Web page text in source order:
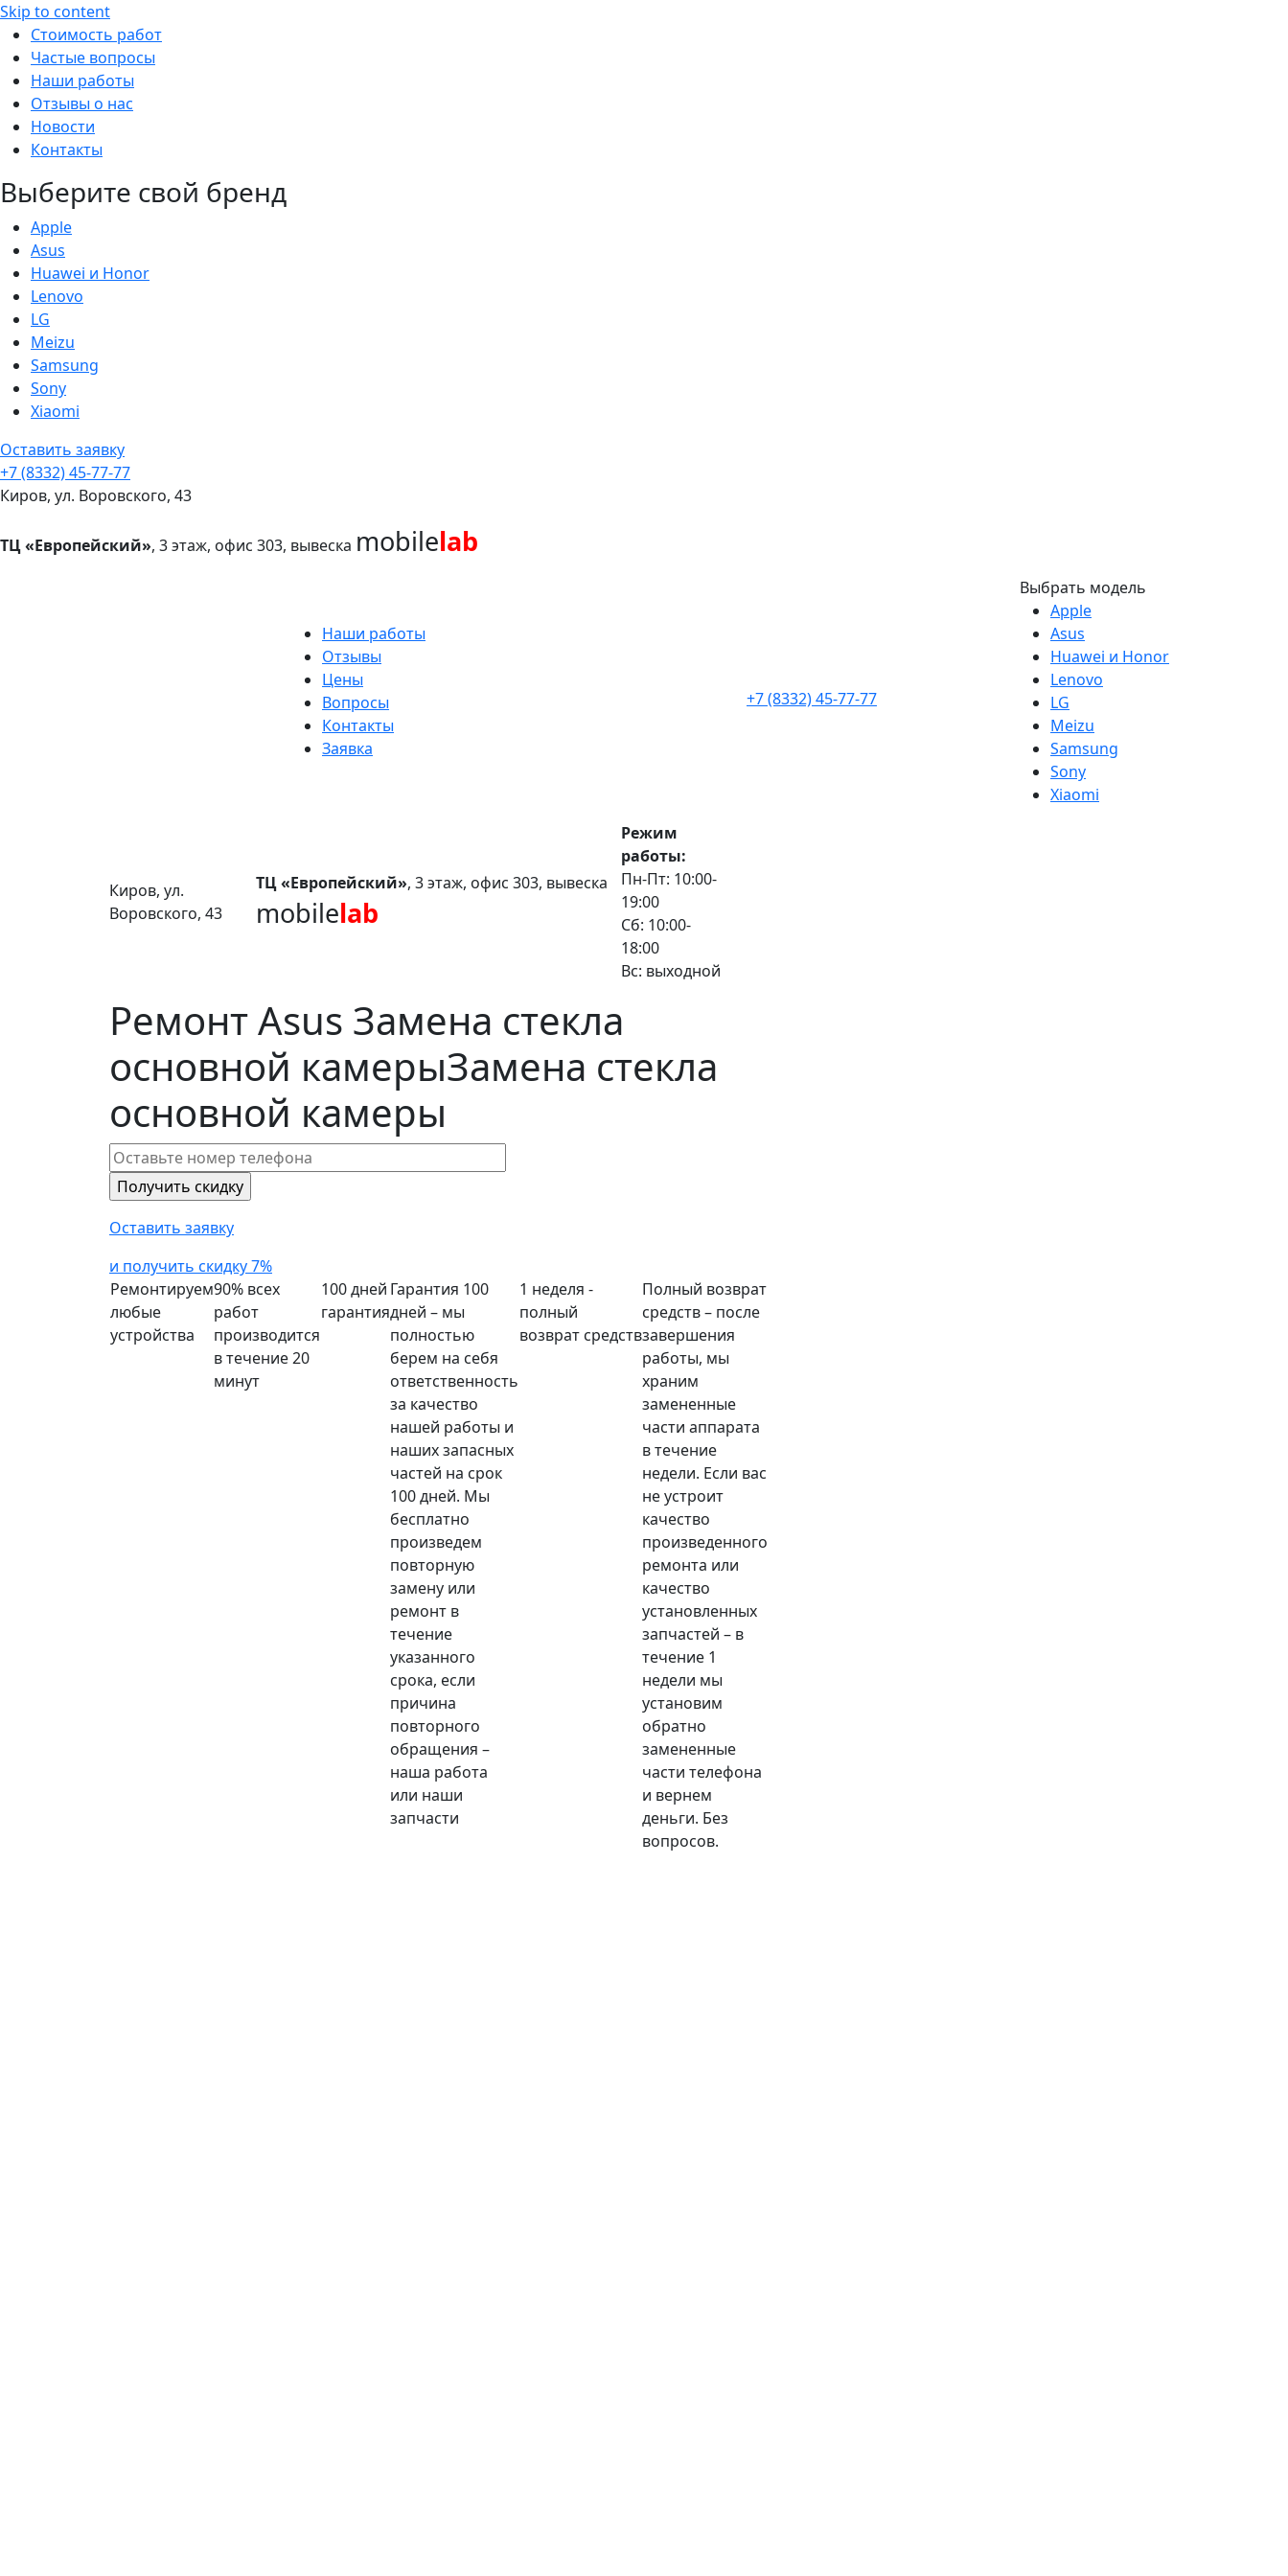
Skip to content
Стоимость работ
Частые вопросы
Наши работы
Отзывы о нас
Новости
Контакты
Выберите свой бренд
Apple
Asus
Huawei и Honor
Lenovo
LG
Meizu
Samsung
Sony
Xiaomi
Оставить заявку
+7 (8332) 45-77-77
Киров, ул. Воровского, 43
ТЦ «Европейский», 3 этаж, офис 303, вывеска mobilelab
Наши работы
Отзывы
Цены
Вопросы
Контакты
Заявка
+7 (8332) 45-77-77
Выбрать модель
Apple
Asus
Huawei и Honor
Lenovo
LG
Meizu
Samsung
Sony
Xiaomi
Киров, ул.
Воровского, 43
ТЦ «Европейский», 3 этаж, офис 303, вывеска
mobilelab
Режим
работы:
Пн-Пт: 10:00-
19:00
Сб: 10:00-
18:00
Вс: выходной
Ремонт Asus Замена стекла
основной камерыЗамена стекла
основной камеры
Оставить заявку
и получить скидку 7%
Ремонтируем
любые
устройства
90% всех
работ
производится
в течение 20
минут
100 дней
гарантия
Гарантия 100
дней – мы
полностью
берем на себя
ответственность
за качество
нашей работы и
наших запасных
частей на срок
100 дней. Мы
бесплатно
произведем
повторную
замену или
ремонт в
течение
указанного
срока, если
причина
повторного
обращения –
наша работа
или наши
запчасти
1 неделя -
полный
возврат средств
Полный возврат
средств – после
завершения
работы, мы
храним
замененные
части аппарата
в течение
недели. Если вас
не устроит
качество
произведенного
ремонта или
качество
установленных
запчастей – в
течение 1
недели мы
установим
обратно
замененные
части телефона
и вернем
деньги. Без
вопросов.